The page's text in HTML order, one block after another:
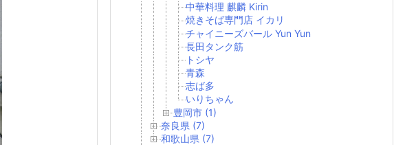
中華料理 麒麟 Kirin
焼きそば専門店 イカリ
チャイニーズバール Yun Yun
長田タンク筋
トシヤ
青森
志ば多
いりちゃん
豊岡市 (1)
奈良県 (7)
和歌山県 (7)